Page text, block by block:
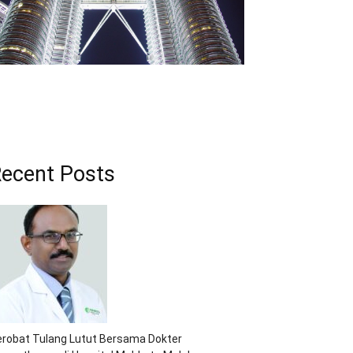
Posts
Tulang Lutut Bersama Dokter